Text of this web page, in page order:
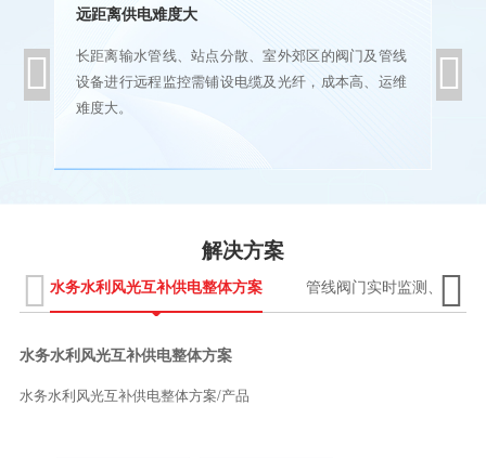
远距离供电难度大
长距离输水管线、站点分散、室外郊区的阀门及管线
设备进行远程监控需铺设电缆及光纤，成本高、运维
难度大。


解决方案
水务水利风光互补供电整体方案 管线阀门实时监测、异常


水务水利风光互补供电整体方案
水务水利风光互补供电整体方案/产品